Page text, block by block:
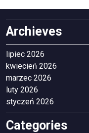
Archieves
lipiec 2026
kwiecień 2026
marzec 2026
luty 2026
styczeń 2026
Categories